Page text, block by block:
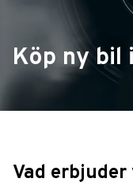
Köp ny bil
Vad erbjuder